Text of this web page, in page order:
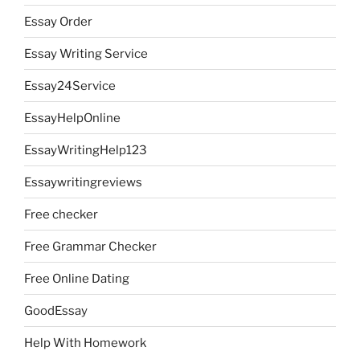
Essay Order
Essay Writing Service
Essay24Service
EssayHelpOnline
EssayWritingHelp123
Essaywritingreviews
Free checker
Free Grammar Checker
Free Online Dating
GoodEssay
Help With Homework